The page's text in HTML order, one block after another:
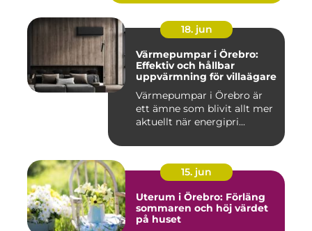
18. jun
Värmepumpar i Örebro:
Effektiv och hållbar
uppvärmning för villaägare
Värmepumpar i Örebro är
ett ämne som blivit allt mer
aktuellt när energipri...
15. jun
Uterum i Örebro: Förläng
sommaren och höj värdet
på huset